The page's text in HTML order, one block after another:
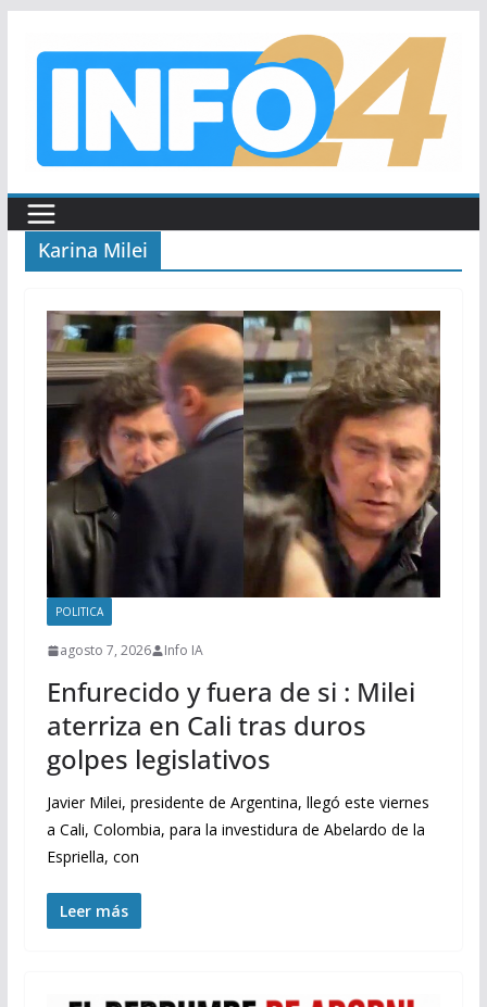
Karina Milei
POLITICA
agosto 7, 2026 Info IA
Enfurecido y fuera de si : Milei
aterriza en Cali tras duros
golpes legislativos
Javier Milei, presidente de Argentina, llegó este viernes
a Cali, Colombia, para la investidura de Abelardo de la
Espriella, con
Leer más